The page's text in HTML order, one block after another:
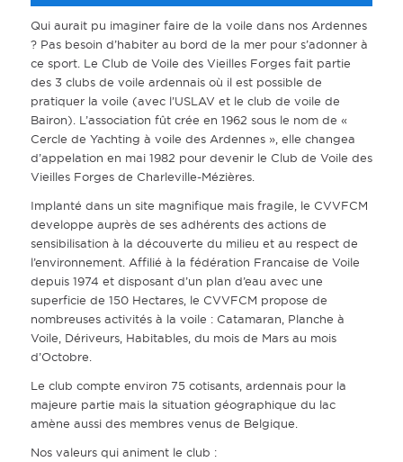
Qui aurait pu imaginer faire de la voile dans nos Ardennes
? Pas besoin d’habiter au bord de la mer pour s’adonner à
ce sport. Le Club de Voile des Vieilles Forges fait partie
des 3 clubs de voile ardennais où il est possible de
pratiquer la voile (avec l’USLAV et le club de voile de
Bairon). L’association fût crée en 1962 sous le nom de «
Cercle de Yachting à voile des Ardennes », elle changea
d’appelation en mai 1982 pour devenir le Club de Voile des
Vieilles Forges de Charleville-Mézières.
Implanté dans un site magnifique mais fragile, le CVVFCM
developpe auprès de ses adhérents des actions de
sensibilisation à la découverte du milieu et au respect de
l’environnement. Affilié à la fédération Francaise de Voile
depuis 1974 et disposant d’un plan d’eau avec une
superficie de 150 Hectares, le CVVFCM propose de
nombreuses activités à la voile : Catamaran, Planche à
Voile, Dériveurs, Habitables, du mois de Mars au mois
d’Octobre.
Le club compte environ 75 cotisants, ardennais pour la
majeure partie mais la situation géographique du lac
amène aussi des membres venus de Belgique.
Nos valeurs qui animent le club :